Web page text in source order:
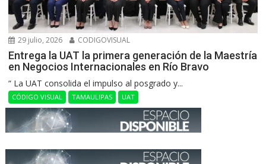
29 julio, 2026 CODIGOVISUAL
Entrega la UAT la primera generación de la Maestría
en Negocios Internacionales en Río Bravo
“ La UAT consolida el impulso al posgrado y...
CÓDIGO VISUAL TAMAULIPAS UAT